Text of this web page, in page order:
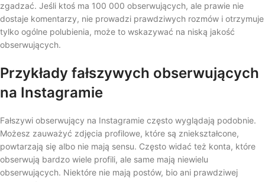
zgadzać. Jeśli ktoś ma 100 000 obserwujących, ale prawie nie
dostaje komentarzy, nie prowadzi prawdziwych rozmów i otrzymuje
tylko ogólne polubienia, może to wskazywać na niską jakość
obserwujących.
Przykłady fałszywych obserwujących
na Instagramie
Fałszywi obserwujący na Instagramie często wyglądają podobnie.
Możesz zauważyć zdjęcia profilowe, które są zniekształcone,
powtarzają się albo nie mają sensu. Często widać też konta, które
obserwują bardzo wiele profili, ale same mają niewielu
obserwujących. Niektóre nie mają postów, bio ani prawdziwej